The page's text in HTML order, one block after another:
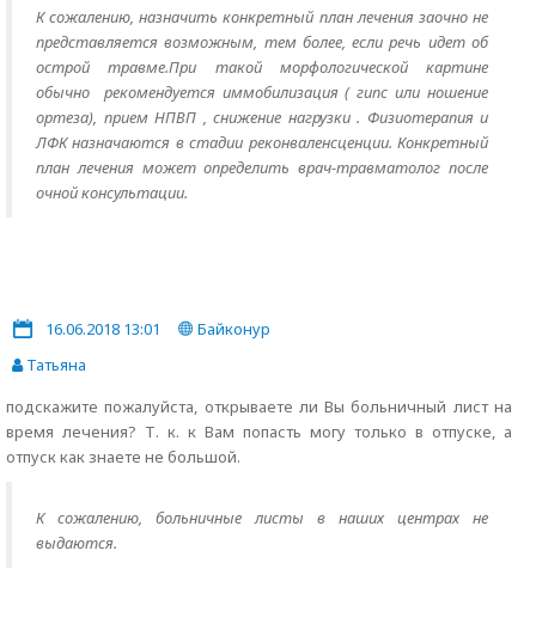
К сожалению, назначить конкретный план лечения заочно не
представляется возможным, тем более, если речь идет об
острой травме.При такой морфологической картине
обычно рекомендуется иммобилизация ( гипс или ношение
ортеза), прием НПВП , снижение нагрузки . Физиотерапия и
ЛФК назначаются в стадии реконваленсценции. Конкретный
план лечения может определить врач-травматолог после
очной консультации.
16.06.2018 13:01
Байконур
Татьяна
подскажите пожалуйста, открываете ли Вы больничный лист на
время лечения? Т. к. к Вам попасть могу только в отпуске, а
отпуск как знаете не большой.
К сожалению, больничные листы в наших центрах не
выдаются.